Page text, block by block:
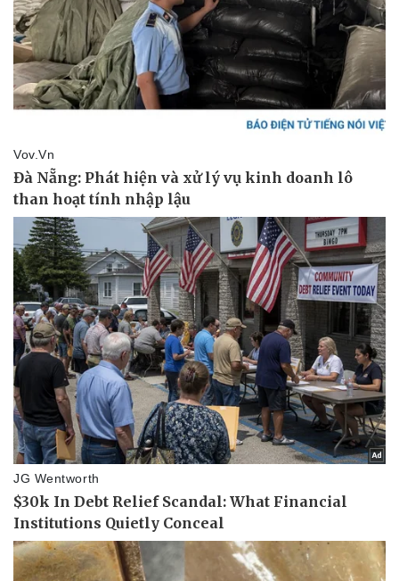
Kinh tế
Bất động sản
Thị trường
Giá vàng
Tiêu dùng
Chứng khoán
Giá cà phê